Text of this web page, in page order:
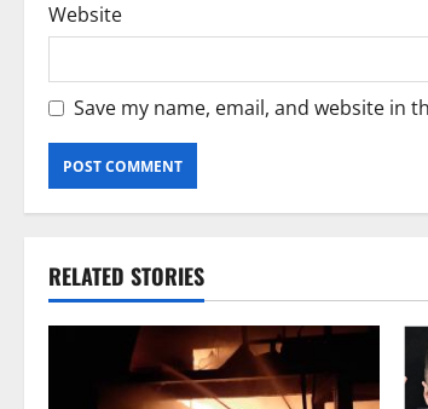
Website
Save my name, email, and website in
RELATED STORIES